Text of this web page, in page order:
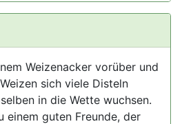
Weizenacker vorüber und
sich viele Disteln
in die Wette wuchsen.
einem guten Freunde, der